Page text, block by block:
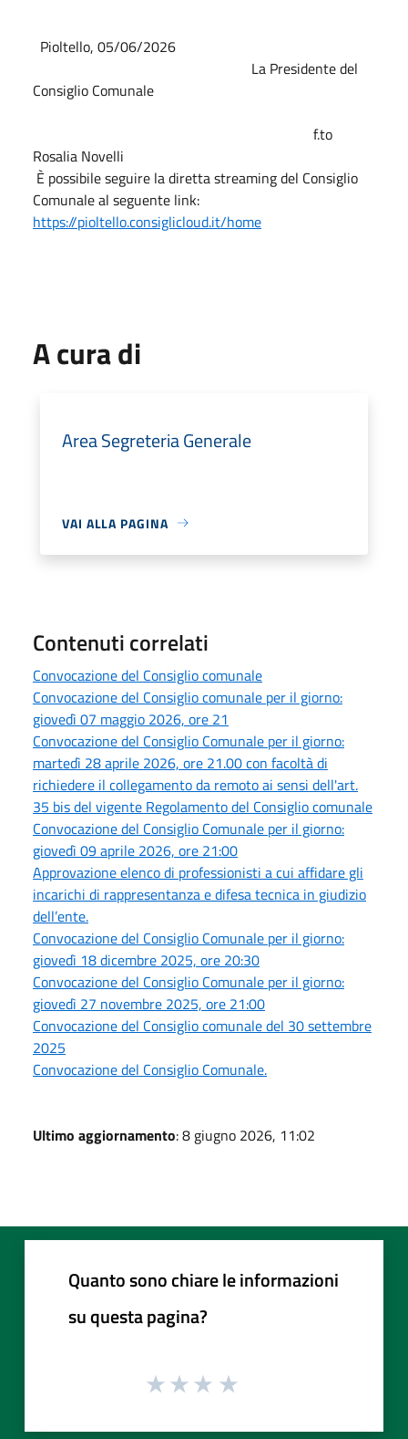
Pioltello, 05/06/2026
La Presidente del
Consiglio Comunale
f.to
Rosalia Novelli
È possibile seguire la diretta streaming del Consiglio
Comunale al seguente link:
https://pioltello.consiglicloud.it/home
A cura di
Area Segreteria Generale
VAI ALLA PAGINA
Contenuti correlati
Convocazione del Consiglio comunale
Convocazione del Consiglio comunale per il giorno:
giovedì 07 maggio 2026, ore 21
Convocazione del Consiglio Comunale per il giorno:
martedì 28 aprile 2026, ore 21.00 con facoltà di
richiedere il collegamento da remoto ai sensi dell'art.
35 bis del vigente Regolamento del Consiglio comunale
Convocazione del Consiglio Comunale per il giorno:
giovedì 09 aprile 2026, ore 21:00
Approvazione elenco di professionisti a cui affidare gli
incarichi di rappresentanza e difesa tecnica in giudizio
dell’ente.
Convocazione del Consiglio Comunale per il giorno:
giovedì 18 dicembre 2025, ore 20:30
Convocazione del Consiglio Comunale per il giorno:
giovedì 27 novembre 2025, ore 21:00
Convocazione del Consiglio comunale del 30 settembre
2025
Convocazione del Consiglio Comunale.
Ultimo aggiornamento: 8 giugno 2026, 11:02
Quanto sono chiare le informazioni
su questa pagina?